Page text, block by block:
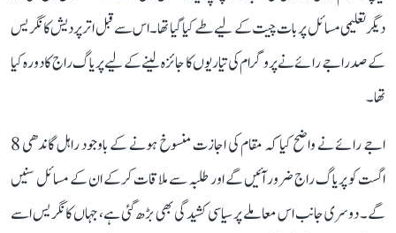
دیگر تعلیمی مسائل پر بات چیت کے لیے طے کیا گیا تھا۔ اس سے قبل اتر پردیش کانگریس
کے صدر اجے رائے نے پروگرام کی تیاریوں کا جائزہ لینے کے لیے پریاگ راج کا دورہ کیا
تھا۔
اجے رائے نے واضح کیا کہ مقام کی اجازت منسوخ ہونے کے باوجود راہل گاندھی 8
اگست کو پریاگ راج ضرور آئیں گے اور طلبہ سے ملاقات کرکے ان کے مسائل سنیں
گے۔ دوسری جانب اس معاملے پر سیاسی کشیدگی بھی بڑھ گئی ہے، جہاں کانگریس اسے